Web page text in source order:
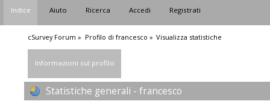
Indice Aiuto Ricerca Accedi Registrati
cSurvey Forum » Profilo di francesco » Visualizza statistiche
Informazioni sul profilo
Statistiche generali - francesco